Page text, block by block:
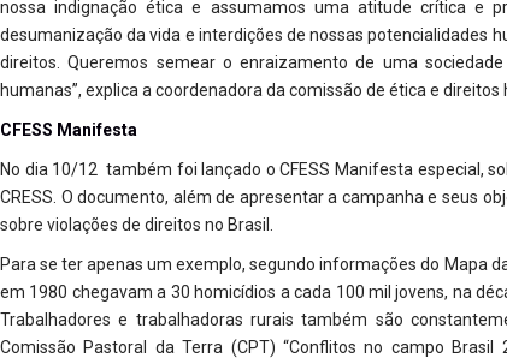
nossa indignação ética e assumamos uma atitude crítica e
desumanização da vida e interdições de nossas potencialidades
direitos. Queremos semear o enraizamento de uma
humanas”, explica a coordenadora da comissão de ética e direitos
CFESS Manifesta
No dia 10/12 também foi lançado o CFESS Manifesta especial,
CRESS. O documento, além de apresentar a campanha e seus
sobre violações de direitos no Brasil.
Para se ter apenas um exemplo, segundo informações do Mapa
em 1980 chegavam a 30 homicídios a cada 100 mil jovens, na
Trabalhadores e trabalhadoras rurais também são
Comissão Pastoral da Terra (CPT) “Conflitos no campo